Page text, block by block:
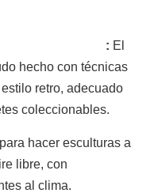
: El
hecho con técnicas
retro, adecuado
coleccionables.
hacer esculturas a
libre, con
al clima.